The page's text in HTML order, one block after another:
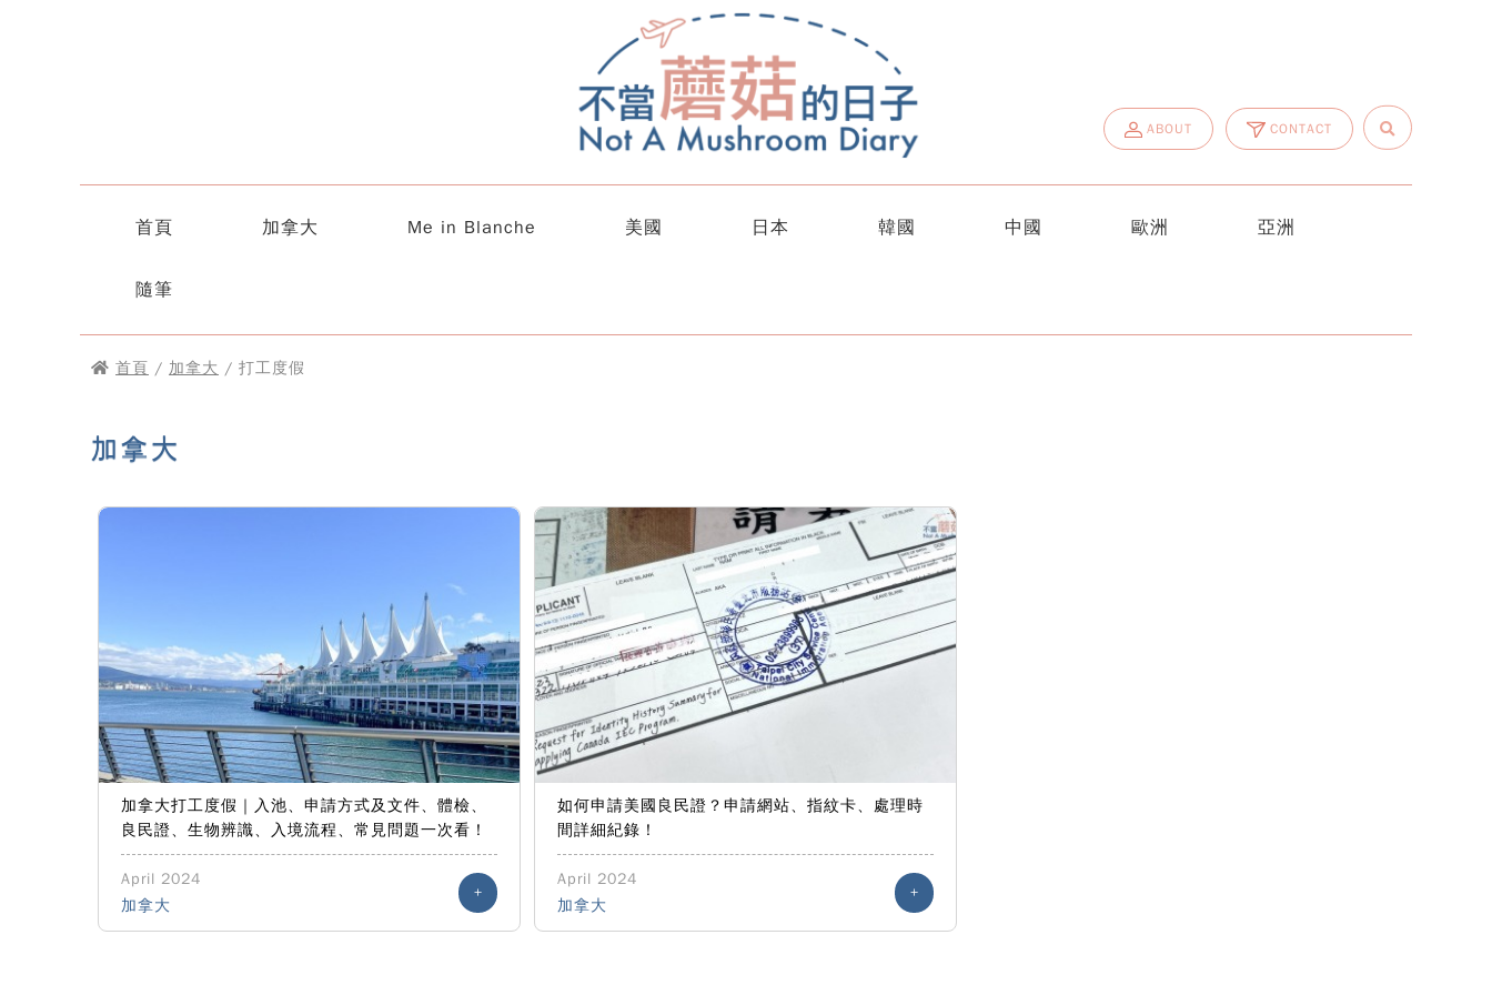
ABOUT CONTACT
首頁 加拿大 Me in Blanche 美國 日本 韓國 中國 歐洲 亞洲
隨筆
首頁 / 加拿大 / 打工度假
加拿大
加拿大打工度假｜入池、申請方式及文件、體檢、
良民證、生物辨識、入境流程、常見問題一次看！
April 2024
加拿大
+
如何申請美國良民證？申請網站、指紋卡、處理時
間詳細紀錄！
April 2024
加拿大
+